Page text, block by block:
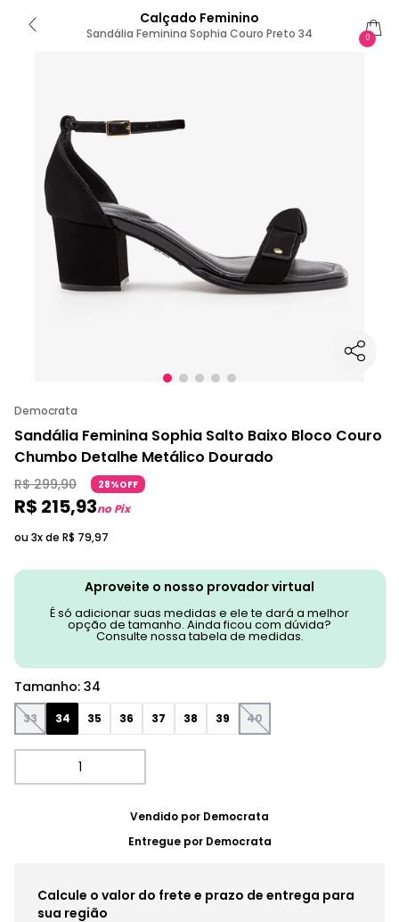
Calçado Feminino
Sandália Feminina Sophia Couro Preto 34 0
Democrata
Sandália Feminina Sophia Salto Baixo Bloco Couro
Chumbo Detalhe Metálico Dourado
R$ 299,90 28%OFF
R$ 215,93no Pix
ou 3x de R$ 79,97
Aproveite o nosso provador virtual
É só adicionar suas medidas e ele te dará a melhor
opção de tamanho. Ainda ficou com dúvida?
Consulte nossa tabela de medidas.
Tamanho: 34
33 34 35 36 37 38 39 40
Vendido por Democrata
Entregue por Democrata